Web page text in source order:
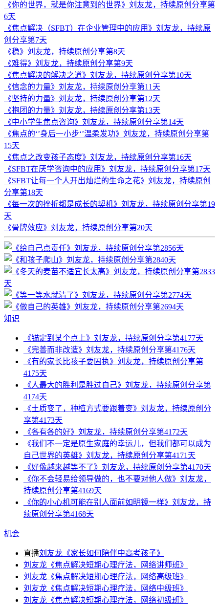
《你的世界，就是你注意到的世界》刘友龙，持续原创分享第
6天
《焦点解决（SFBT）在企业管理中的应用》刘友龙，持续原
创分享第7天
《稳》刘友龙，持续原创分享第8天
《难得》刘友龙，持续原创分享第9天
《焦点解决的解决之道》刘友龙，持续原创分享第10天
《信念的力量》刘友龙，持续原创分享第11天
《坚持的力量》刘友龙，持续原创分享第12天
《抱团的力量》刘友龙，持续原创分享第13天
《中小学生焦点咨询》刘友龙，持续原创分享第14天
《焦点的‘’身后一小步‘’温柔发功》刘友龙，持续原创分享第
15天
《焦点之改变孩子态度》刘友龙，持续原创分享第16天
《SFBT在厌学咨询中的应用》刘友龙，持续原创分享第17天
《SFBT让每一个人开出灿烂的生命之花》刘友龙，持续原创
分享第18天
《每一次的挫折都是成长的契机》刘友龙，持续原创分享第19
天
《骨牌效应》刘友龙，持续原创分享第20天
知识
《锚定到某个点上》刘友龙，持续原创分享第4177天
《完善而非改造》刘友龙，持续原创分享第4176天
《有的家长比孩子要固执》刘友龙，持续原创分享第
4175天
《人最大的胜利是胜过自己》刘友龙，持续原创分享第
4174天
《土质变了，种植方式要跟着变》刘友龙，持续原创分
享第4173天
《各有各的好》刘友龙，持续原创分享第4172天
《我们不一定是原生家庭的幸运儿，但我们都可以成为
自己世界的英雄》刘友龙，持续原创分享第4171天
《好像越来越等不了》刘友龙，持续原创分享第4170天
《你不会轻易给领导做的，也不要对他人做》刘友龙，
持续原创分享第4169天
《你的小心机可能在别人面前如明镜一样》刘友龙，持
续原创分享第4168天
机会
直播刘友龙《家长如何陪伴中高考孩子》
刘友龙《焦点解决短期心理疗法，网络讲师班》
刘友龙《焦点解决短期心理疗法，网络高级班》
刘友龙《焦点解决短期心理疗法，网络中级班》
刘友龙《焦点解决短期心理疗法，网络初级班》